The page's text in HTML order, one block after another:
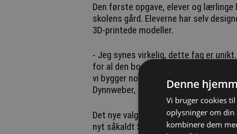
Den første opgave, elever og
skolens gård. Eleverne har selv
3D-printede modeller.
- Jeg synes virkelig, dette fag er
for al den boglige undervisning, vi
vi bygger noget til skolen, som alle
Dynnweber, der går i 9.D.
Det nye valgfag ‘Byggebiksen’ på
nyt såkaldt Strategisk Partnerskab,
Denne
Vi bruger cookies
oplysninger om din
kombinere dem